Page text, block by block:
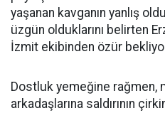
yaşanan kavganın yanlış
üzgün olduklarını belirten
İzmit ekibinden özür
Dostluk yemeğine rağmen,
arkadaşlarına saldırının